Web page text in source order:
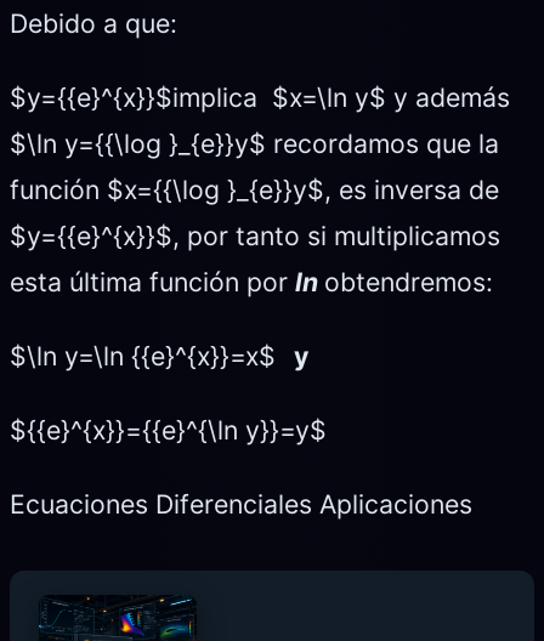
Debido a que:
$y={{e}^{x}}$implica $x=\ln y$ y además
$\ln y={{\log }_{e}}y$ recordamos que la
función $x={{\log }_{e}}y$, es inversa de
$y={{e}^{x}}$, por tanto si multiplicamos
esta última función por ln obtendremos:
$\ln y=\ln {{e}^{x}}=x$ y
${{e}^{x}}={{e}^{\ln y}}=y$
Ecuaciones Diferenciales Aplicaciones